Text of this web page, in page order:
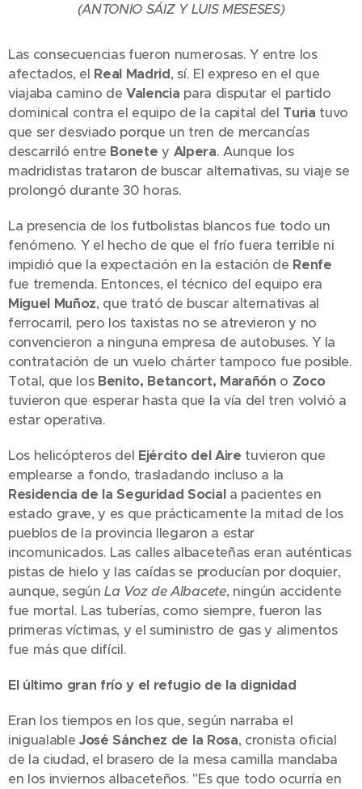
(ANTONIO SÁIZ Y LUIS MESESES)
Las consecuencias fueron numerosas. Y entre los
afectados, el Real Madrid, sí. El expreso en el que
viajaba camino deValencia para disputar el partido
dominical contra el equipo de la capital del Turia tuvo
que ser desviado porque un tren de mercancías
descarriló entre Bonetey Alpera. Aunque los
madridistas trataron de buscar alternativas, su viaje se
prolongó durante 30 horas.
La presencia de los futbolistas blancos fue todo un
fenómeno. Y el hecho de que el frío fuera terrible ni
impidió que la expectación en la estación de Renfe
fue tremenda. Entonces, el técnico del equipo era
Miguel Muñoz, que trató de buscar alternativas al
ferrocarril, pero los taxistas no se atrevieron y no
convencieron a ninguna empresa de autobuses. Y la
contratación de un vuelo chárter tampoco fue posible.
Total, que los Benito, Betancort, Marañón o Zoco
tuvieron que esperar hasta que la vía del tren volvió a
estar operativa.
Los helicópteros del Ejército del Aire tuvieron que
emplearse a fondo, trasladando incluso a la
Residencia de la Seguridad Sociala pacientes en
estado grave, y es que prácticamente la mitad de los
pueblos de la provincia llegaron a estar
incomunicados. Las calles albaceteñas eran auténticas
pistas de hielo y las caídas se producían por doquier,
aunque, segúnLa Voz de Albacete, ningún accidente
fue mortal. Las tuberías, como siempre, fueron las
primeras víctimas, y el suministro de gas y alimentos
fue más que difícil.
El último gran frío y el refugio de la dignidad
Eran los tiempos en los que, según narraba el
inigualableJosé Sánchez de la Rosa, cronista oficial
de la ciudad, el brasero de la mesa camilla mandaba
en los inviernos albaceteños. "Es que todo ocurría en